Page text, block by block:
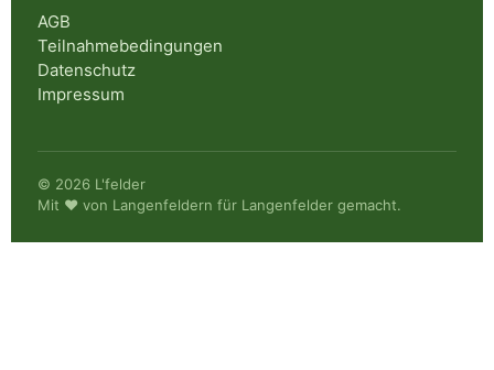
AGB
Teilnahmebedingungen
Datenschutz
Impressum
© 2026 L'felder
Mit ♥ von Langenfeldern für Langenfelder gemacht.